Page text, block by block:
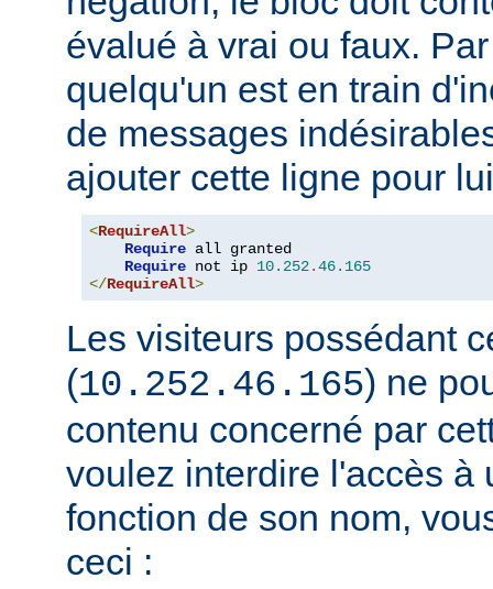
évalué à vrai ou faux.
quelqu'un est en train
de messages
ajouter cette ligne pour
<RequireAll>
Require all granted
Require not ip 10.252.46.165
</RequireAll>
Les visiteurs possédant
(10.252.46.165) ne
contenu concerné par
voulez interdire l'accès à
fonction de son nom,
ceci :